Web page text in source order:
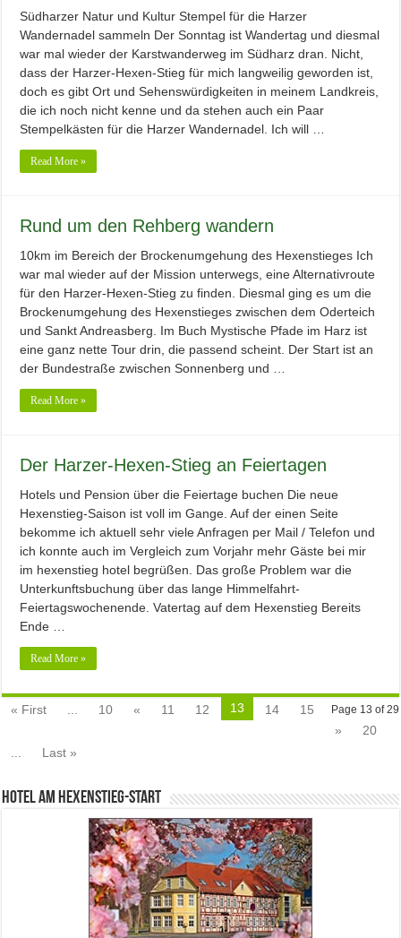
Südharzer Natur und Kultur Stempel für die Harzer
Wandernadel sammeln Der Sonntag ist Wandertag und diesmal
war mal wieder der Karstwanderweg im Südharz dran. Nicht,
dass der Harzer-Hexen-Stieg für mich langweilig geworden ist,
doch es gibt Ort und Sehenswürdigkeiten in meinem Landkreis,
die ich noch nicht kenne und da stehen auch ein Paar
Stempelkästen für die Harzer Wandernadel. Ich will …
Read More »
Rund um den Rehberg wandern
10km im Bereich der Brockenumgehung des Hexenstieges Ich
war mal wieder auf der Mission unterwegs, eine Alternativroute
für den Harzer-Hexen-Stieg zu finden. Diesmal ging es um die
Brockenumgehung des Hexenstieges zwischen dem Oderteich
und Sankt Andreasberg. Im Buch Mystische Pfade im Harz ist
eine ganz nette Tour drin, die passend scheint. Der Start ist an
der Bundestraße zwischen Sonnenberg und …
Read More »
Der Harzer-Hexen-Stieg an Feiertagen
Hotels und Pension über die Feiertage buchen Die neue
Hexenstieg-Saison ist voll im Gange. Auf der einen Seite
bekomme ich aktuell sehr viele Anfragen per Mail / Telefon und
ich konnte auch im Vergleich zum Vorjahr mehr Gäste bei mir
im hexenstieg hotel begrüßen. Das große Problem war die
Unterkunftsbuchung über das lange Himmelfahrt-
Feiertagswochenende. Vatertag auf dem Hexenstieg Bereits
Ende …
Read More »
Page 13 of 29
« First ... 10 « 11 12 13 14
15
»
20
...
Last »
Hotel am Hexenstieg-Start